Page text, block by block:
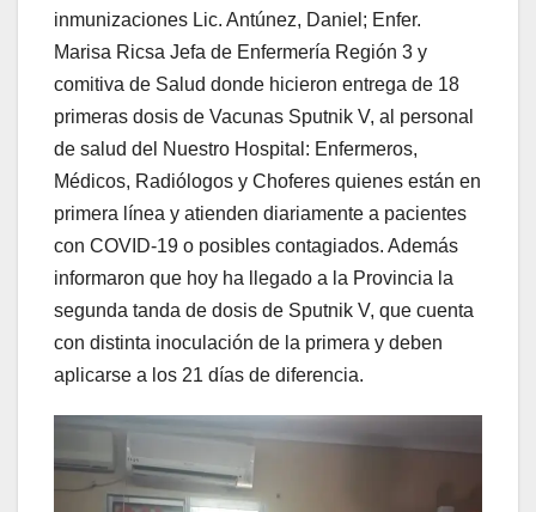
inmunizaciones Lic. Antúnez, Daniel; Enfer.
Marisa Ricsa Jefa de Enfermería Región 3 y
comitiva de Salud donde hicieron entrega de 18
primeras dosis de Vacunas Sputnik V, al personal
de salud del Nuestro Hospital: Enfermeros,
Médicos, Radiólogos y Choferes quienes están en
primera línea y atienden diariamente a pacientes
con COVID-19 o posibles contagiados. Además
informaron que hoy ha llegado a la Provincia la
segunda tanda de dosis de Sputnik V, que cuenta
con distinta inoculación de la primera y deben
aplicarse a los 21 días de diferencia.